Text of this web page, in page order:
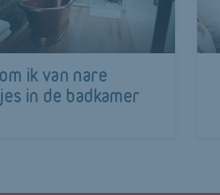
ik van nare
in de badkamer